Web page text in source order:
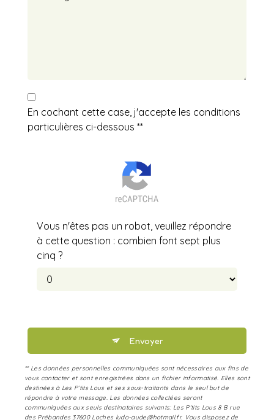
En cochant cette case, j'accepte les conditions
particulières ci-dessous **
Vous n'êtes pas un robot, veuillez répondre
à cette question : combien font sept plus
cinq ?
Envoyer
** Les données personnelles communiquées sont nécessaires aux fins de
vous contacter et sont enregistrées dans un fichier informatisé. Elles sont
destinées à Les P’tits Lous et ses sous-traitants dans le seul but de
répondre à votre message. Les données collectées seront
communiquées aux seuls destinataires suivants: Les P’tits Lous 8 B rue
des Prébandes 37600 Loches ludo-aude@hotmail.fr. Vous disposez de